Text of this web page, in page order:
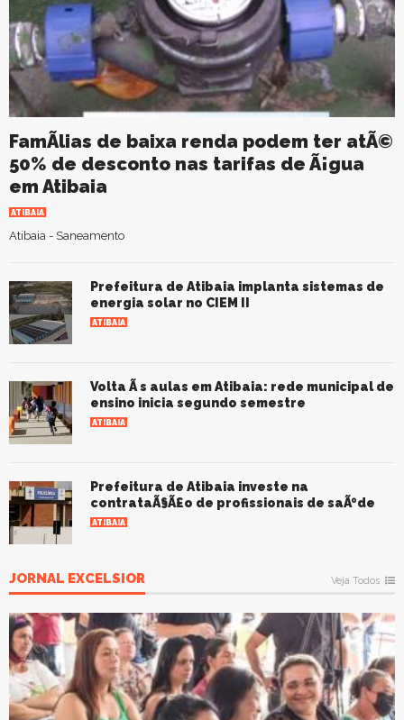
FamÃ­lias de baixa renda podem ter atÃ©
50% de desconto nas tarifas de Ã¡gua
em Atibaia
ATIBAIA
Atibaia - Saneamento
Prefeitura de Atibaia implanta sistemas de
energia solar no CIEM II
ATIBAIA
Volta Ã s aulas em Atibaia: rede municipal de
ensino inicia segundo semestre
ATIBAIA
Prefeitura de Atibaia investe na
contrataÃ§Ã£o de profissionais de saÃºde
ATIBAIA
JORNAL EXCELSIOR Veja Todos